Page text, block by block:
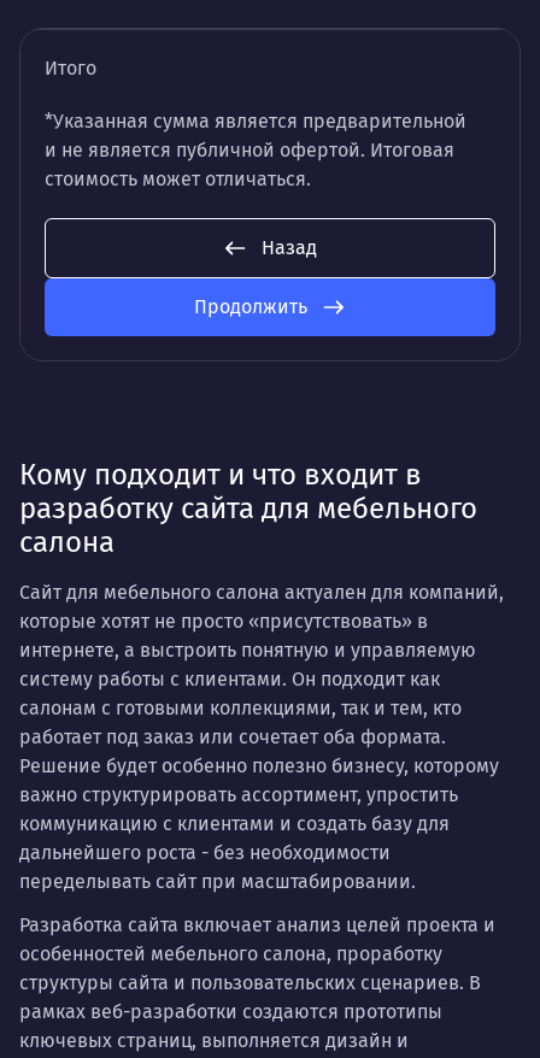
Итого
*Указанная сумма является предварительной
и не является публичной офертой. Итоговая
стоимость может отличаться.
Назад
Продолжить
Кому подходит и что входит в
разработку сайта для мебельного
салона
Сайт для мебельного салона актуален для компаний,
которые хотят не просто «присутствовать» в
интернете, а выстроить понятную и управляемую
систему работы с клиентами. Он подходит как
салонам с готовыми коллекциями, так и тем, кто
работает под заказ или сочетает оба формата.
Решение будет особенно полезно бизнесу, которому
важно структурировать ассортимент, упростить
коммуникацию с клиентами и создать базу для
дальнейшего роста - без необходимости
переделывать сайт при масштабировании.
Разработка сайта включает анализ целей проекта и
особенностей мебельного салона, проработку
структуры сайта и пользовательских сценариев. В
рамках веб-разработки создаются прототипы
ключевых страниц, выполняется дизайн и